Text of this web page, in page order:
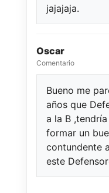
jajajaja.
Oscar
Comentario
Bueno me
años que
a la B
formar un
contundente
este